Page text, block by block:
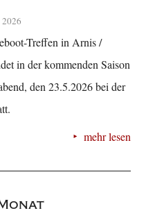
2026
Treffen in Arnis /
in der kommenden Saison
den 23.5.2026 bei der
mehr lesen